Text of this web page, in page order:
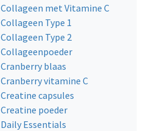
Collageen met Vitamine C
Collageen Type 1
Collageen Type 2
Collageenpoeder
Cranberry blaas
Cranberry vitamine C
Creatine capsules
Creatine poeder
Daily Essentials